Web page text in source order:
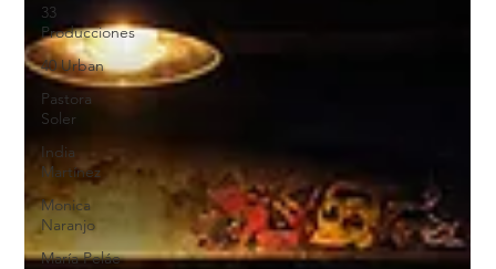
33
Producciones
40 Urban
Pastora
Soler
India
Martínez
Monica
Naranjo
María Peláe